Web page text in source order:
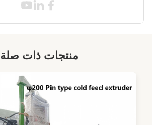
منتجات ذات صلة